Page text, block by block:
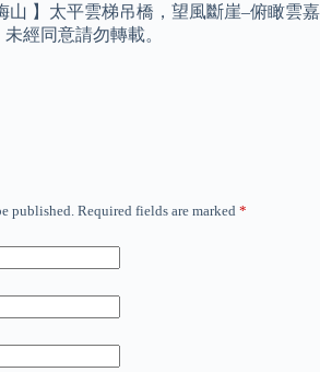
山 】太平雲梯吊橋，望風斷崖–俯瞰雲嘉
經同意請勿轉載。
published. Required fields are marked *